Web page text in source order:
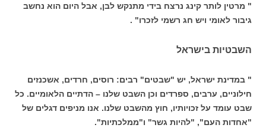
" מרטין לותר קינג נרצח בידי מתנקש לבן, אבל היום הוא נחשב
גיבור לאומי ויש חג רשמי לזכרו" .
השבטיות בישראל
" במדינת ישראל, יש "שבטים" רבים: רוסים, חרדים, אשכנזים
חילוניים, ערבים, ספרדים וכן השבט שלנו – הדתיים הלאומיים. כל
שבט עומד על זכויותיו, חוץ מהשבט שלנו. אנו מניפים דגלים של
"אחדות העם", "להיות גשר" ו"ממלכתיות".